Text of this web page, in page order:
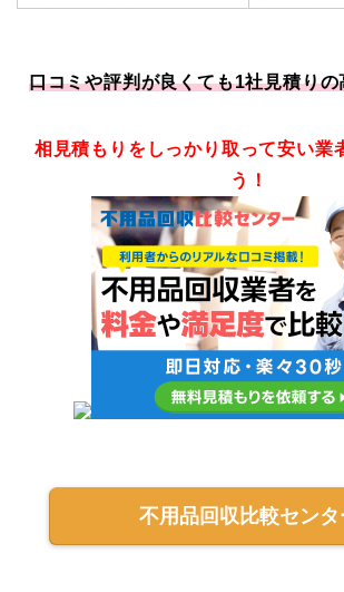
口コミや評判が良くても1社見積り
相見積もりをしっかり取って安い業
う！
不用品回収比較センタ